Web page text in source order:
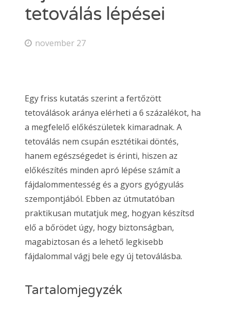
tetoválás lépései
november 27
Egy friss kutatás szerint a fertőzött
tetoválások aránya elérheti a 6 százalékot, ha
a megfelelő előkészületek kimaradnak. A
tetoválás nem csupán esztétikai döntés,
hanem egészségedet is érinti, hiszen az
előkészítés minden apró lépése számít a
fájdalommentesség és a gyors gyógyulás
szempontjából. Ebben az útmutatóban
praktikusan mutatjuk meg, hogyan készítsd
elő a bőrödet úgy, hogy biztonságban,
magabiztosan és a lehető legkisebb
fájdalommal vágj bele egy új tetoválásba.
Tartalomjegyzék